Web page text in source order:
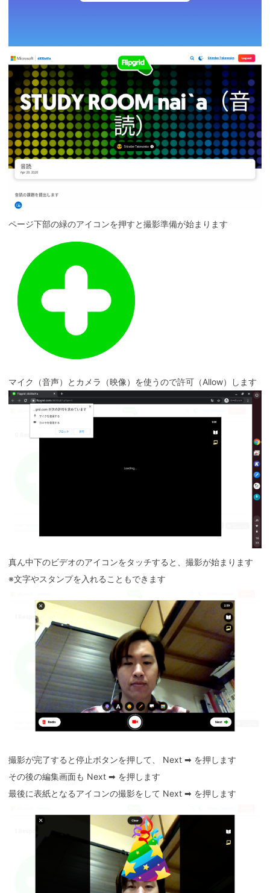
ページ下部の緑のアイコンを押すと撮影準備が始まります
マイク（音声）とカメラ（映像）を使うので許可（Allow）します
真ん中下のビデオのアイコンをタッチすると、撮影が始まります
※文字やスタンプを入れることもできます
撮影が完了すると停止ボタンを押して、 Next ➡ を押します
その後の編集画面も Next ➡ を押します
最後に表紙となるアイコンの撮影をして Next ➡ を押します